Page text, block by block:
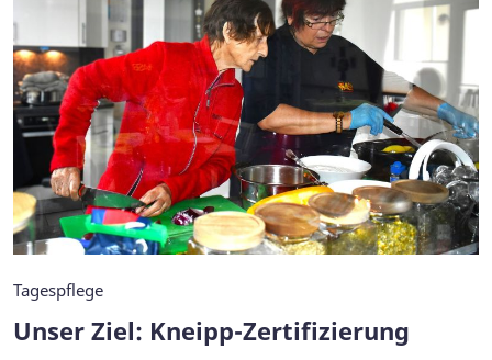
Tagespflege
Unser Ziel: Kneipp-Zertifizierung